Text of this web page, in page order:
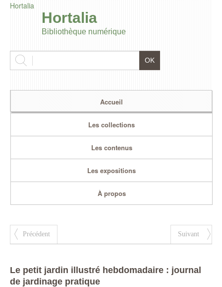
Hortalia
Hortalia
Bibliothèque numérique
Accueil
Les collections
Les contenus
Les expositions
À propos
Précédent Suivant
Le petit jardin illustré hebdomadaire : journal
de jardinage pratique